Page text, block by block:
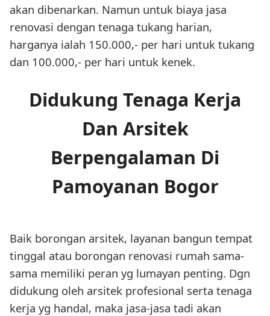
akan dibenarkan. Namun untuk biaya jasa
renovasi dengan tenaga tukang harian,
harganya ialah 150.000,- per hari untuk tukang
dan 100.000,- per hari untuk kenek.
Didukung Tenaga Kerja
Dan Arsitek
Berpengalaman Di
Pamoyanan Bogor
Baik borongan arsitek, layanan bangun tempat
tinggal atau borongan renovasi rumah sama-
sama memiliki peran yg lumayan penting. Dgn
didukung oleh arsitek profesional serta tenaga
kerja yg handal, maka jasa-jasa tadi akan